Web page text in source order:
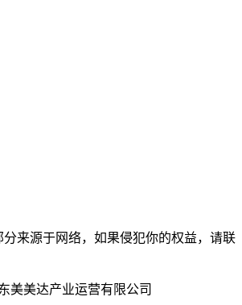
来源于网络，如果侵犯你的权益，请联
美美达产业运营有限公司